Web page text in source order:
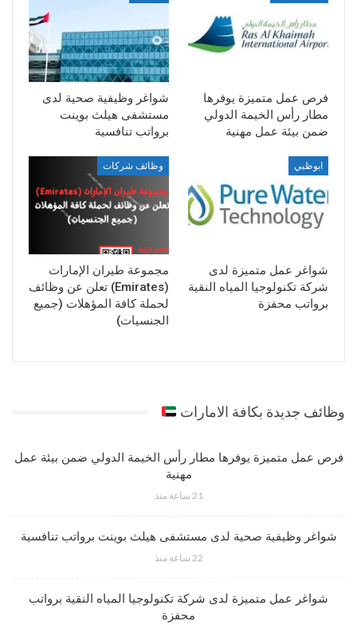
فرص عمل متميزة يوفرها
مطار رأس الخيمة الدولي
ضمن بيئة عمل مهنية
شواغر وظيفية صحية لدى
مستشفى هيلث بوينت
برواتب تنافسية
ابوظبي
شواغر عمل متميزة لدى
شركة تكنولوجيا المياه النقية
برواتب محفزة
وظائف شركات
مجموعة طيران الإمارات
(Emirates) تعلن عن وظائف
لحملة كافة المؤهلات (جميع
الجنسيات)
وظائف جديدة بكافة الامارات
فرص عمل متميزة يوفرها مطار رأس الخيمة الدولي ضمن بيئة عمل
مهنية
21 ساعة منذ
شواغر وظيفية صحية لدى مستشفى هيلث بوينت برواتب تنافسية
22 ساعة منذ
شواغر عمل متميزة لدى شركة تكنولوجيا المياه النقية برواتب
محفزة